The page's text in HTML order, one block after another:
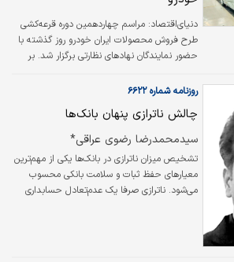
دنیای‌اقتصاد: مراسم چهاردهمین دوره قرعه‌کشی
طرح فروش محصولات ایران خودرو روز گذشته با
حضور نمایندگان نهادهای نظارتی برگزار شد. بر
۲۸۵نفر در این مرحله از فروش محصولات
در دوره قبل که در ابتدای تیرماه برگزار شد؛ تعداد
متقاضیان به یک‌میلیون و ۷۰۰هزار نفر می‌رسید که
به معنای افت ۴۹.۴ درصدی خریداران خودرو
است.
روزنامه شماره ۶۶۲۲
چالش ناترازی پنهان بانک‌ها
سیدمحمدرضا رضوی عراقی*
تشخیص میزان ناترازی در بانک‌ها یکی از مهم‌ترین
معیارهای حفظ ثبات و سلامت بانکی محسوب
می‌شود. ناترازی صرفا یک عدم‌تعادل حسابداری